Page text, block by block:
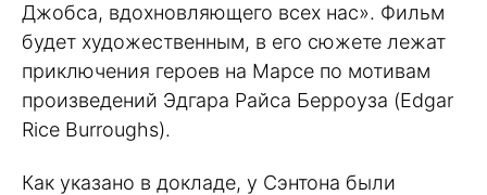
Джобса, вдохновляющего всех нас». Фильм
будет художественным, в его сюжете лежат
приключения героев на Марсе по мотивам
произведений Эдгара Райса Берроуза (Edgar
Rice Burroughs).
Как указано в докладе, у Сэнтона были